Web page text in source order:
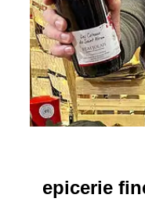
epicerie